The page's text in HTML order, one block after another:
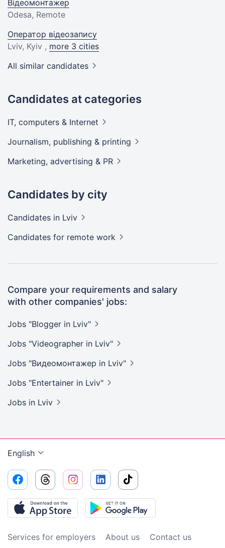
Відеомонтажер
Odesa, Remote
Оператор відеозапису
Lviv, Kyiv , more 3 cities
All similar candidates
Candidates at categories
IT, computers & Internet
Journalism, publishing & printing
Marketing, advertising & PR
Candidates by city
Candidates in Lviv
Candidates for remote work
Compare your requirements and salary
with other companies' jobs:
Jobs "Blogger in Lviv"
Jobs "Videographer in Lviv"
Jobs "Видеомонтажер in Lviv"
Jobs "Entertainer in Lviv"
Jobs in Lviv
English
Services for employers About us
Contact us